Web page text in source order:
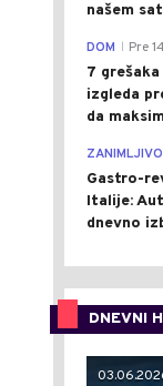
našem
DOM Pre
7
izgleda
da
Gastro-
Italije:
dnevno
DNEVNI